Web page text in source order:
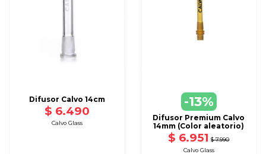
Difusor Calvo 14cm
$ 6.490
Calvo Glass
-13%
Difusor Premium Calvo
14mm (Color aleatorio)
$ 6.951 $ 7.990
Calvo Glass